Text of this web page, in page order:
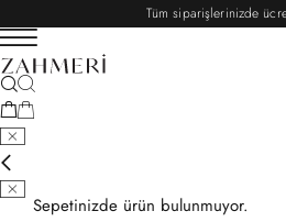
Tüm siparişlerinizde
Sepetinizde ürün bulunmuyor.